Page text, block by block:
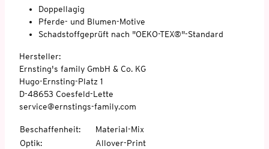
Doppellagig
Pferde- und Blumen-Motive
Schadstoffgeprüft nach "OEKO-TEX®"-Standard
Hersteller:
Ernsting's family GmbH & Co. KG
Hugo-Ernsting-Platz 1
D-48653 Coesfeld-Lette
service@ernstings-family.com
Beschaffenheit:
Material-Mix
Optik:
Allover-Print